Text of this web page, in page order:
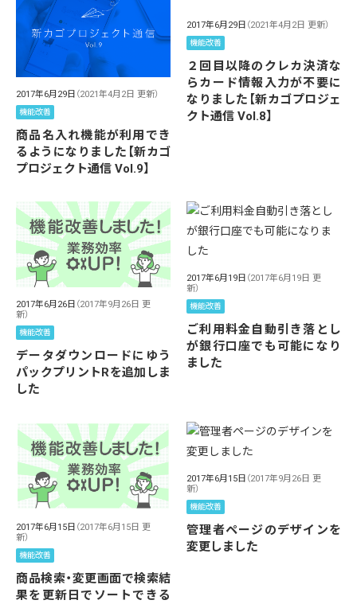
2017年6月29日 （2021年4月2日 更新）
機能改善
商品名入れ機能が利用でき
るようになりました【新カゴ
プロジェクト通信 Vol.9】
2017年6月29日 （2021年4月2日 更新）
機能改善
２回目以降のクレカ決済な
らカード情報入力が不要に
なりました【新カゴプロジェ
クト通信 Vol.8】
2017年6月26日 （2017年9月26日 更
新）
機能改善
データダウンロードにゆう
パックプリントRを追加しま
した
2017年6月19日 （2017年6月19日 更
新）
機能改善
ご利用料金自動引き落とし
が銀行口座でも可能になり
ました
2017年6月15日 （2017年6月15日 更
新）
機能改善
商品検索・変更画面で検索結
果を更新日でソートできる
2017年6月15日 （2017年9月26日 更
新）
機能改善
管理者ページのデザインを
変更しました